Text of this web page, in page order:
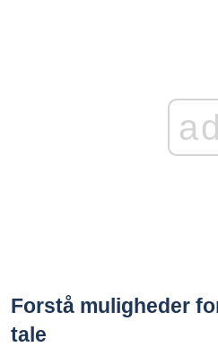
ad
Forstå muligheder
tale